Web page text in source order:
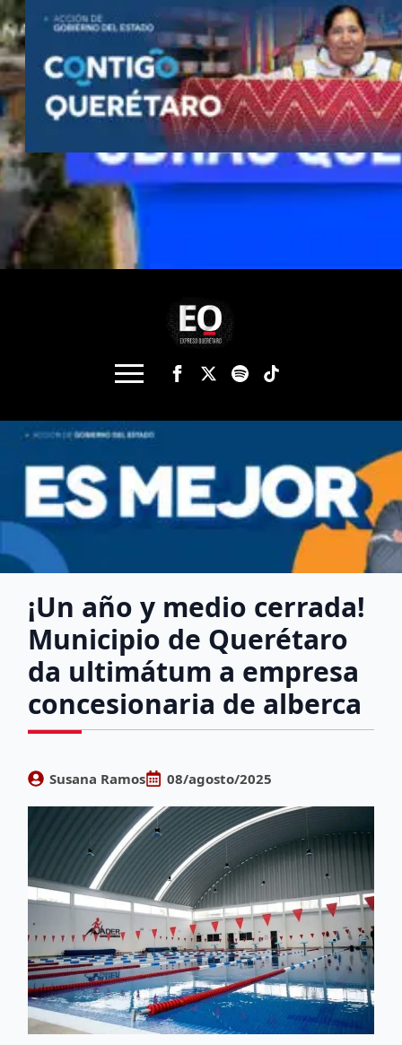
¡Un año y medio cerrada!
Municipio de Querétaro
da ultimátum a empresa
concesionaria de alberca
Susana Ramos 08/agosto/2025